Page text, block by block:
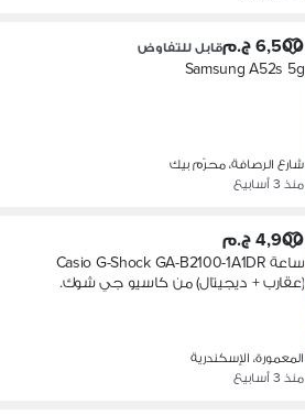
6,500 ج.م قابل للتفاوض
Samsung A52s 5g
شارع الرصافة، محرّم بيك
منذ 3 أسابيع
4,900 ج.م
ساعة Casio G-Shock GA-B2100-1A1DR
(عقارب + ديجيتال) من كاسيو جي شوك.
المعمورة، الإسكندرية
منذ 3 أسابيع